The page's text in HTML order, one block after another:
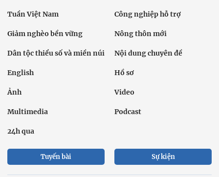
Tuần Việt Nam Công nghiệp hỗ trợ
Giảm nghèo bền vững Nông thôn mới
Dân tộc thiểu số và miền núi Nội dung chuyên đề
English Hồ sơ
Ảnh Video
Multimedia Podcast
24h qua
Tuyến bài Sự kiện